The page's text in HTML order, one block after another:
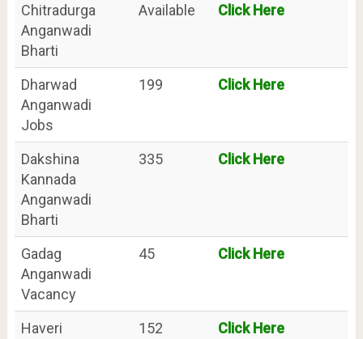
Chitradurga
Anganwadi
Bharti
Available Click Here
Dharwad
Anganwadi
Jobs
199 Click Here
Dakshina
Kannada
Anganwadi
Bharti
335 Click Here
Gadag
Anganwadi
Vacancy
45 Click Here
Haveri
152 Click Here